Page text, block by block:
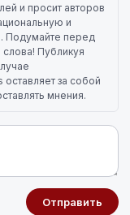
и просит авторов
и
Подумайте перед
слова! Публикуя
за собой
мнения.
Отправить